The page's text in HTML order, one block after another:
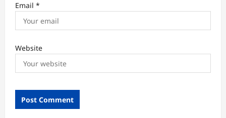
Email *
Website